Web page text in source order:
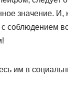
значение. И,
соблюдением
им в